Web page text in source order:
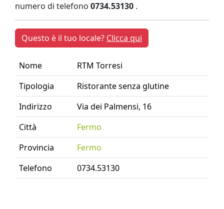
numero di telefono 0734.53130 .
Questo è il tuo locale? Clicca qui
Nome
RTM Torresi
Tipologia
Ristorante senza glutine
Indirizzo
Via dei Palmensi, 16
Città
Fermo
Provincia
Fermo
Telefono
0734.53130